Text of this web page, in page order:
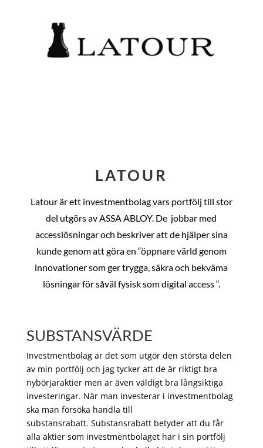
LATOUR
Latour är ett investmentbolag vars portfölj till stor
del utgörs av ASSA ABLOY. De jobbar med
accesslösningar och beskriver att de hjälper sina
kunde genom att göra en “öppnare värld genom
innovationer som ger trygga, säkra och bekväma
lösningar för såväl fysisk som digital access “.
SUBSTANSVÄRDE
Investmentbolag är det som utgör den största delen
av min portfölj och jag tycker att de är riktigt bra
nybörjaraktier men är även väldigt bra långsiktiga
investeringar. När man investerar i investmentbolag
ska man försöka handla till
substansrabatt. Substansrabatt betyder att du får
alla aktier som investmentbolaget har i sin portfölj